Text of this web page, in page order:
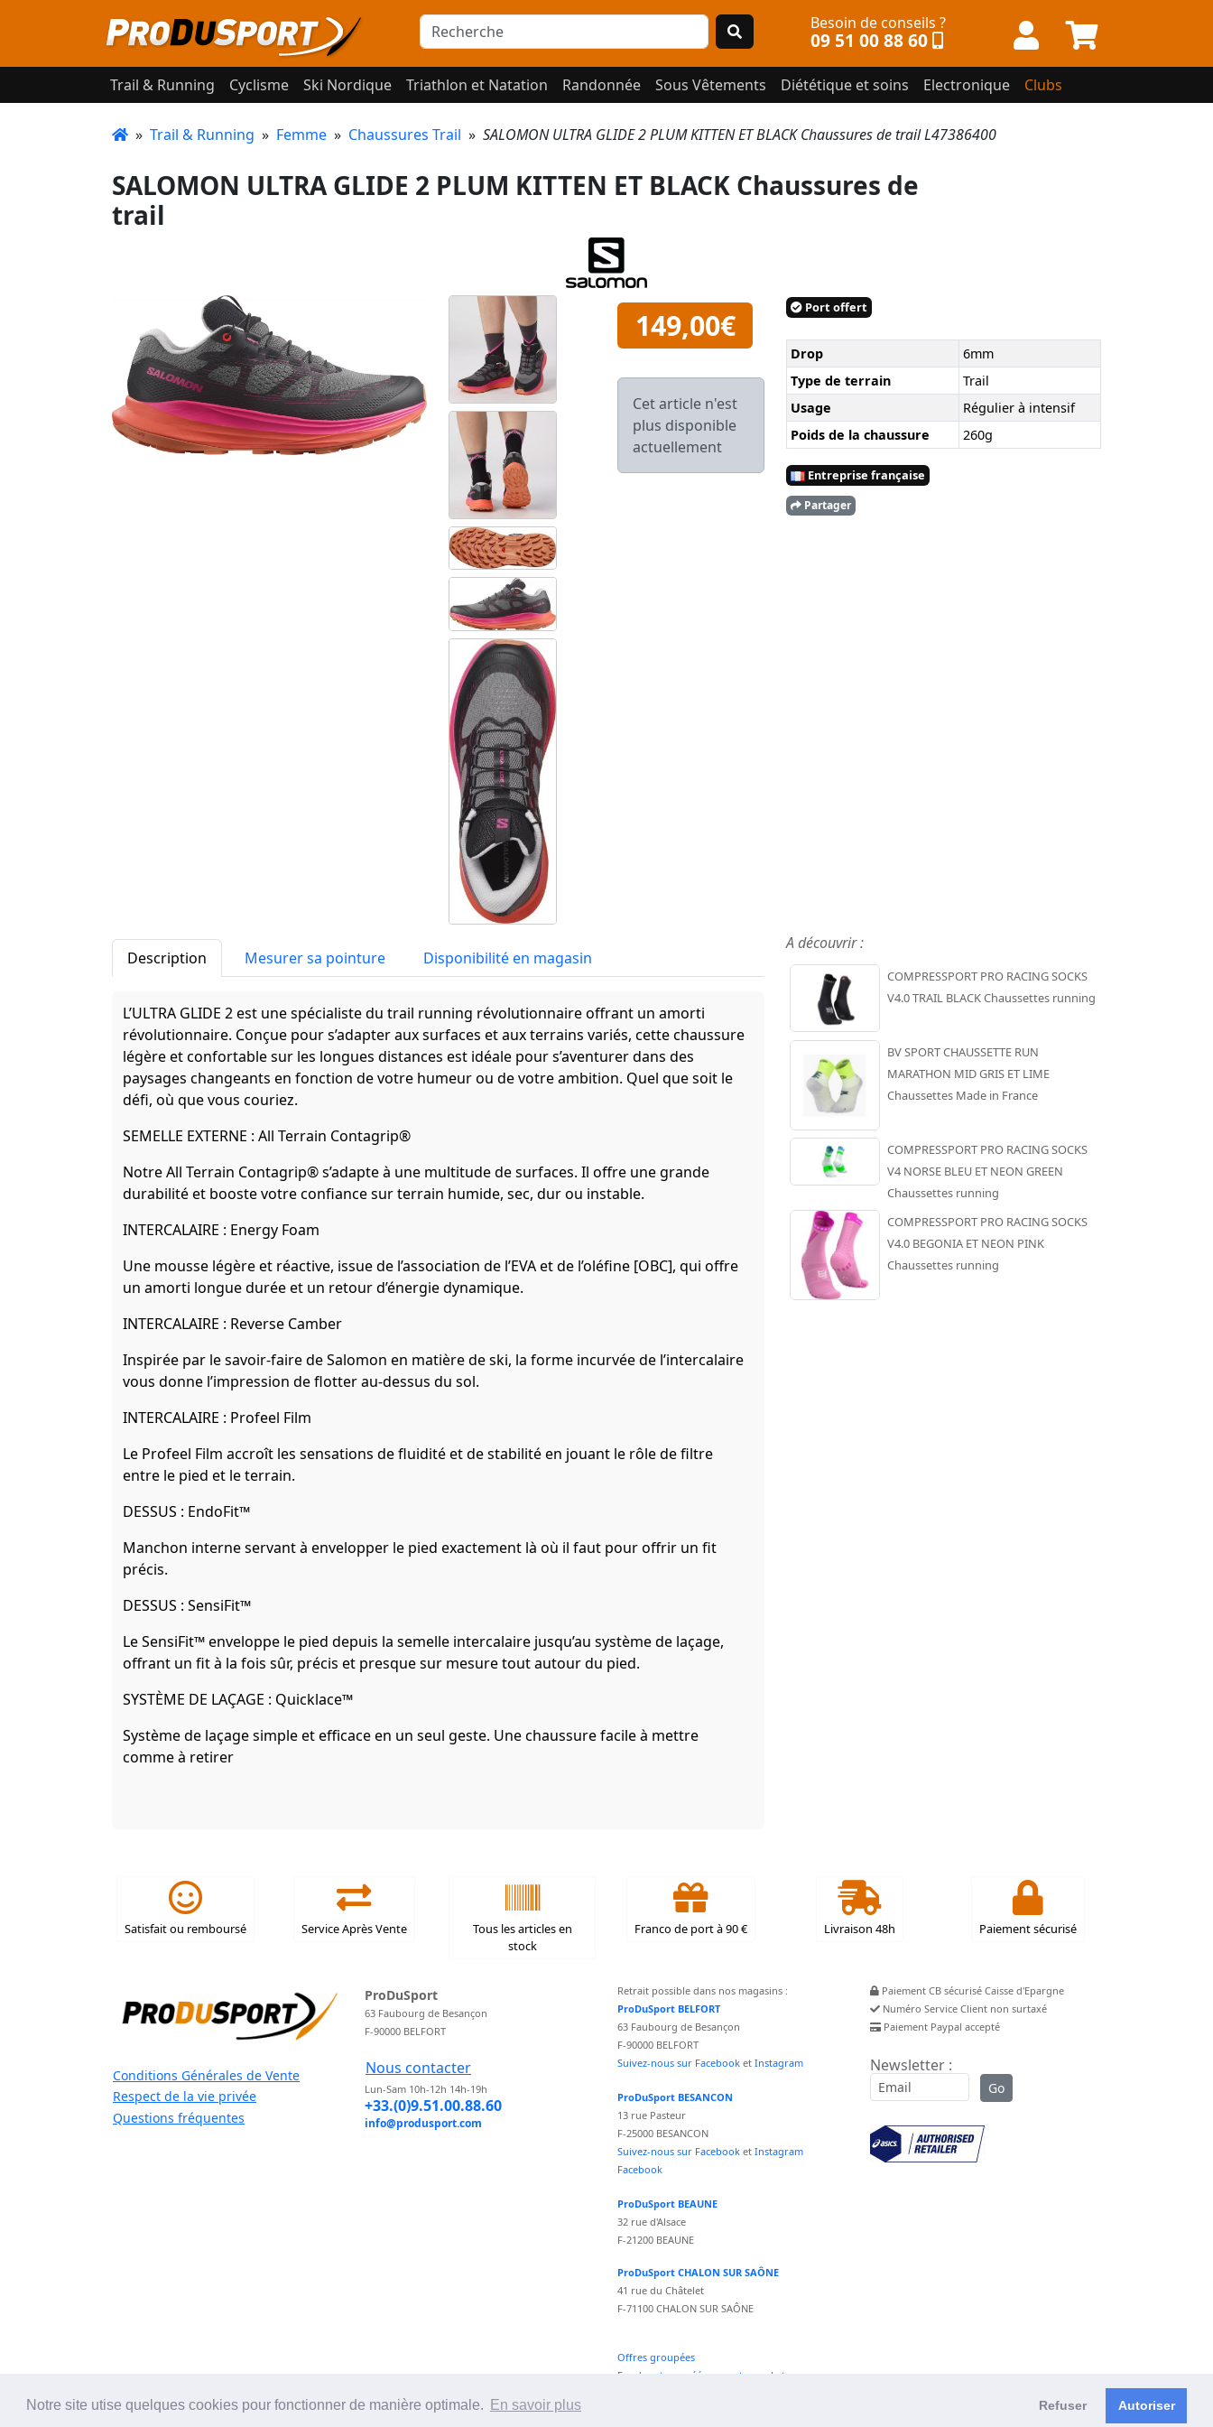
Notre site utise quelques cookies pour fonctionner de manière optimale. En savoir plus Refuser Autoriser
Besoin de conseils ?
09 51 00 88 60
Trail & Running Cyclisme Ski Nordique Triathlon et Natation Randonnée Sous Vêtements Diététique et soins Electronique Clubs
» Trail & Running » Femme » Chaussures Trail » SALOMON ULTRA GLIDE 2 PLUM KITTEN ET BLACK Chaussures de trail L47386400
SALOMON ULTRA GLIDE 2 PLUM KITTEN ET BLACK Chaussures de
trail
149,00€
Cet article n'est
plus disponible
actuellement
Port offert
Drop
6mm
Type de terrain
Trail
Usage
Régulier à intensif
Poids de la chaussure
260g
Entreprise française
Partager
Description Mesurer sa pointure Disponibilité en magasin
L’ULTRA GLIDE 2 est une spécialiste du trail running révolutionnaire offrant un amorti
révolutionnaire. Conçue pour s’adapter aux surfaces et aux terrains variés, cette chaussure
légère et confortable sur les longues distances est idéale pour s’aventurer dans des
paysages changeants en fonction de votre humeur ou de votre ambition. Quel que soit le
défi, où que vous couriez.
SEMELLE EXTERNE : All Terrain Contagrip®
Notre All Terrain Contagrip® s’adapte à une multitude de surfaces. Il offre une grande
durabilité et booste votre confiance sur terrain humide, sec, dur ou instable.
INTERCALAIRE : Energy Foam
Une mousse légère et réactive, issue de l’association de l’EVA et de l’oléfine [OBC], qui offre
un amorti longue durée et un retour d’énergie dynamique.
INTERCALAIRE : Reverse Camber
Inspirée par le savoir-faire de Salomon en matière de ski, la forme incurvée de l’intercalaire
vous donne l’impression de flotter au-dessus du sol.
INTERCALAIRE : Profeel Film
Le Profeel Film accroît les sensations de fluidité et de stabilité en jouant le rôle de filtre
entre le pied et le terrain.
DESSUS : EndoFit™
Manchon interne servant à envelopper le pied exactement là où il faut pour offrir un fit
précis.
DESSUS : SensiFit™
Le SensiFit™ enveloppe le pied depuis la semelle intercalaire jusqu’au système de laçage,
offrant un fit à la fois sûr, précis et presque sur mesure tout autour du pied.
SYSTÈME DE LAÇAGE : Quicklace™
Système de laçage simple et efficace en un seul geste. Une chaussure facile à mettre
comme à retirer
A découvrir :
COMPRESSPORT PRO RACING SOCKS
V4.0 TRAIL BLACK Chaussettes running
BV SPORT CHAUSSETTE RUN
MARATHON MID GRIS ET LIME
Chaussettes Made in France
COMPRESSPORT PRO RACING SOCKS
V4 NORSE BLEU ET NEON GREEN
Chaussettes running
COMPRESSPORT PRO RACING SOCKS
V4.0 BEGONIA ET NEON PINK
Chaussettes running
Satisfait ou remboursé Service Après Vente
Tous les articles en
stock
Franco de port à 90 € Livraison 48h Paiement sécurisé
Conditions Générales de Vente
Respect de la vie privée
Questions fréquentes
ProDuSport
63 Faubourg de Besançon
F-90000 BELFORT
Nous contacter
Lun-Sam 10h-12h 14h-19h
+33.(0)9.51.00.88.60
info@produsport.com
Retrait possible dans nos magasins :
ProDuSport BELFORT
63 Faubourg de Besançon
F-90000 BELFORT
Suivez-nous sur Facebook et Instagram
ProDuSport BESANCON
13 rue Pasteur
F-25000 BESANCON
Suivez-nous sur Facebook et Instagram
Facebook
ProDuSport BEAUNE
32 rue d'Alsace
F-21200 BEAUNE
ProDuSport CHALON SUR SAÔNE
41 rue du Châtelet
F-71100 CHALON SUR SAÔNE
Offres groupées
Fond vecteur créé par vectorpocket -
Paiement CB sécurisé Caisse d'Epargne
Numéro Service Client non surtaxé
Paiement Paypal accepté
Newsletter :